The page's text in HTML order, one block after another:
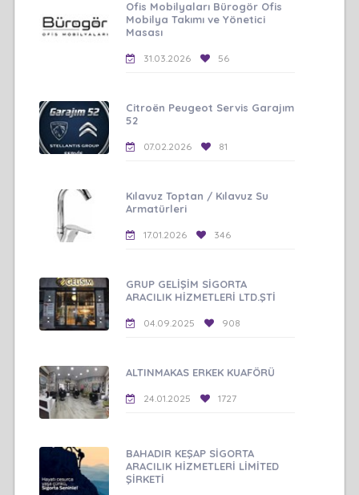
Ofis Mobilyaları Bürogör Ofis
Mobilya Takımı ve Yönetici
Masası
31.03.2026 56
Citroën Peugeot Servis Garajım
52
07.02.2026 81
Kılavuz Toptan / Kılavuz Su
Armatürleri
17.01.2026 346
GRUP GELİŞİM SİGORTA
ARACILIK HİZMETLERİ LTD.ŞTİ
04.09.2025 908
ALTINMAKAS ERKEK KUAFÖRÜ
24.01.2025 1727
BAHADIR KEŞAP SİGORTA
ARACILIK HİZMETLERİ LİMİTED
ŞİRKETİ